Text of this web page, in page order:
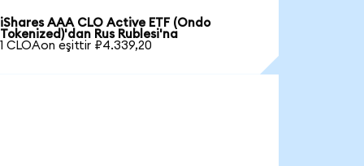
iShares AAA CLO Active ETF (Ondo
Tokenized)'dan Rus Rublesi'na
1 CLOAon eşittir ₽4.339,20